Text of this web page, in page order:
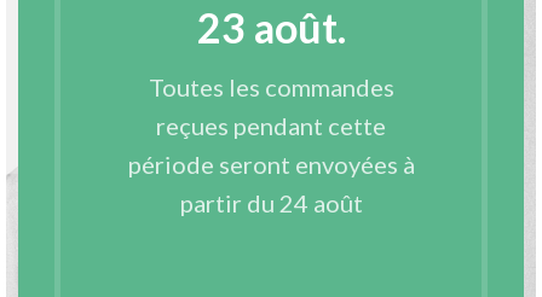
23 août.
Toutes les commandes
reçues pendant cette
période seront envoyées à
partir du 24 août